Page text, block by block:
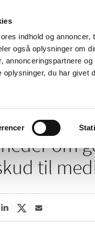
indhold og
også oplysninger om
annonceringspartnere
du har givet
Tilskud og
om
til